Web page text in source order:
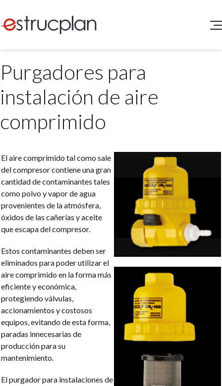
SERVICIOS
Higiene y Seguridad
Medio Ambiente
Legislación
NOVEDADES
INGRESAR
Portal de Clientes
Buscador de Legislación
Matriz Profesional
Purgadores para
instalación de aire
comprimido
El aire comprimido tal como sale
del compresor contiene una gran
cantidad de contaminantes tales
como polvo y vapor de agua
provenientes de la atmósfera,
óxidos de las cañerías y aceite
que escapa del compresor.
Estos contaminantes deben ser
eliminados para poder utilizar el
aire comprimido en la forma más
eficiente y económica,
protegiendo válvulas,
accionamientos y costosos
equipos, evitando de esta forma,
paradas innecesarias de
producción para su
mantenimiento.
El purgador para instalaciones de